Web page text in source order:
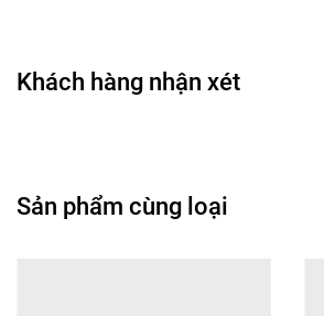
Khách hàng nhận xét
Sản phẩm cùng loại